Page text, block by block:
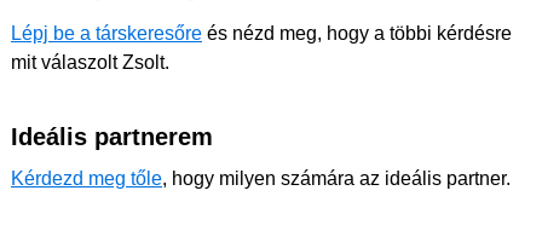
Lépj be a társkeresőre és nézd meg, hogy a többi kérdésre
mit válaszolt Zsolt.
Ideális partnerem
Kérdezd meg tőle, hogy milyen számára az ideális partner.